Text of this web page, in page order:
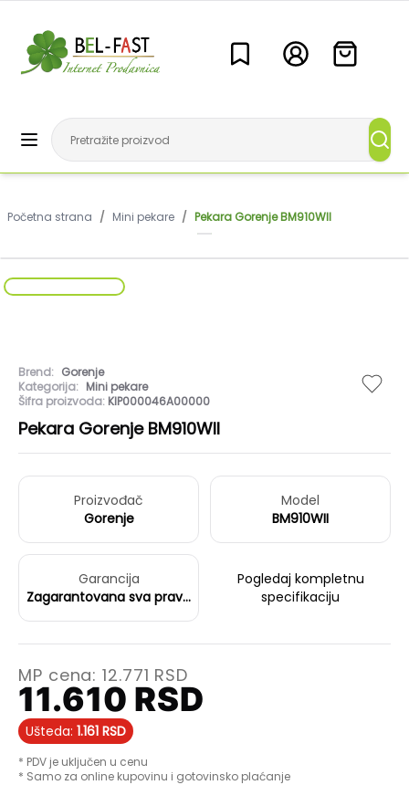
Početna strana / Mini pekare / Pekara Gorenje BM910WII
Brend: Gorenje
Kategorija: Mini pekare
Šifra proizvoda: KIP000046A00000
Pekara Gorenje BM910WII
Proizvođač
Gorenje
Model
BM910WII
Garancija
Zagarantovana sva prava
Pogledaj kompletnu
specifikaciju
MP cena:12.771 RSD
11.610 RSD
Ušteda: 1.161 RSD
* PDV je uključen u cenu
* Samo za online kupovinu i gotovinsko plaćanje